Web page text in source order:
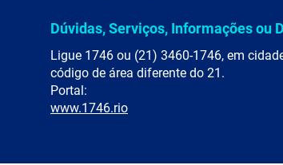
Dúvidas, Serviços, Informações ou
Ligue 1746 ou (21) 3460-1746, em
código de área diferente do 21.
Portal:
www.1746.rio